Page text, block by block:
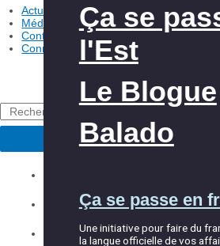
Actualités
Médias
Contact
Connexion
Les
Nos
À propos
CCEM
Équipe
Partenaires
Les événements
Répertoire des membres
Aide à
Aide à
Club
MTL
Ça se
l'Est
Le Blogue
Balado
Ça se passe en
Une initiative pour faire du
la langue officielle de vos